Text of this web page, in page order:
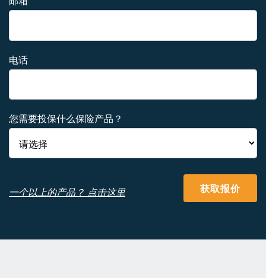
电话
您需要投保什么保险产品？
一个以上的产品？ 点击这里 获取报价